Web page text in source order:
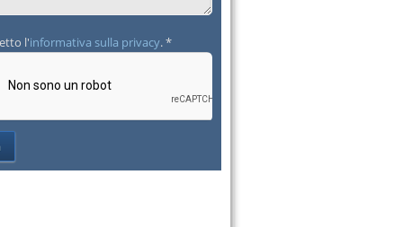
l'informativa sulla privacy. *